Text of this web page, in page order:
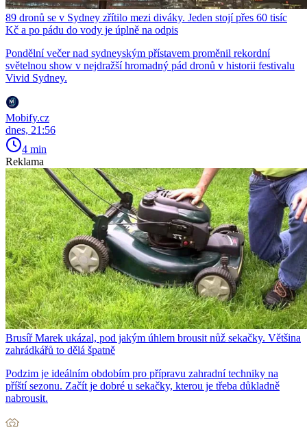
89 dronů se v Sydney zřítilo mezi diváky. Jeden stojí přes 60 tisíc
Kč a po pádu do vody je úplně na odpis
Pondělní večer nad sydneyským přístavem proměnil rekordní
světelnou show v nejdražší hromadný pád dronů v historii festivalu
Vivid Sydney.
Mobify.cz
dnes, 21:56
4 min
Reklama
Brusíř Marek ukázal, pod jakým úhlem brousit nůž sekačky. Většina
zahrádkářů to dělá špatně
Podzim je ideálním obdobím pro přípravu zahradní techniky na
příští sezonu. Začít je dobré u sekačky, kterou je třeba důkladně
nabrousit.